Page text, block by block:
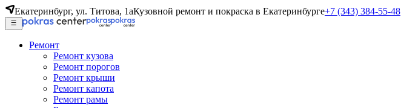
Екатеринбург, ул. Титова, 1аКузовной ремонт и покраска в Екатеринбурге+7 (343) 384-55-48
Ремонт
Ремонт кузова
Ремонт порогов
Ремонт крыши
Ремонт капота
Ремонт рамы